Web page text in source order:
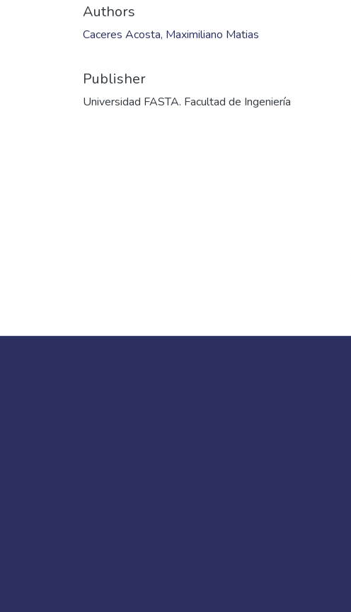
Authors
Caceres Acosta, Maximiliano Matias
Publisher
Universidad FASTA. Facultad de Ingeniería